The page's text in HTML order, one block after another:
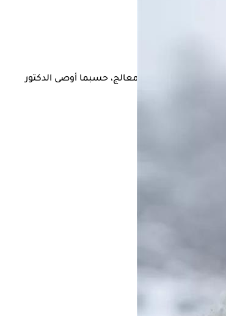
من قبل الطبيب المعالج، حسبما أوصى الدكتور